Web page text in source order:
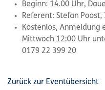
Beginn: 14.00 Uhr,
Referent: Stefan
Kostenlos, Anmeldung
Mittwoch 12:00 Uhr
0179 22 399 20
Zurück zur Eventübersicht